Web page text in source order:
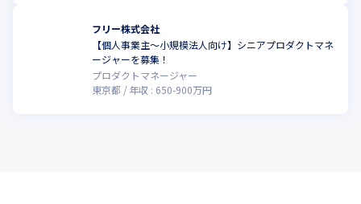
フリー株式会社
【個人事業主〜小規模法人向け】シニアプロダクトマネ
ージャーを募集！
プロダクトマネージャー
東京都
年収 : 650-900万円